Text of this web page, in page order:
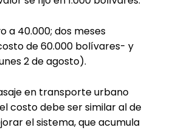
a 40.000; dos meses
de 60.000 bolívares- y
2 de agosto).
en transporte urbano
costo debe ser similar al de
el sistema, que acumula